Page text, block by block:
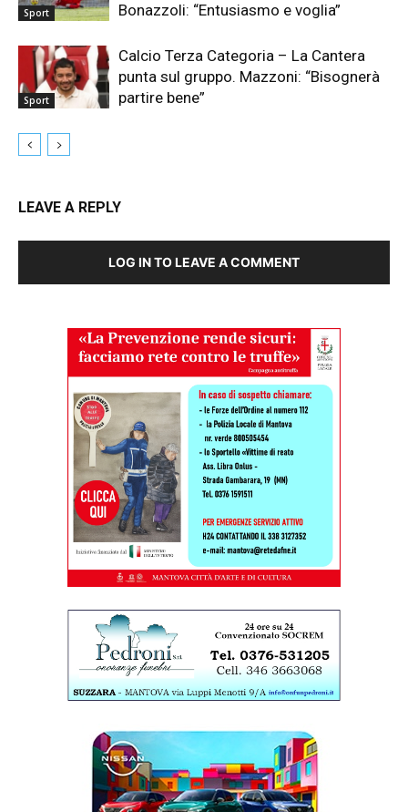
Sport
Bonazzoli: “Entusiasmo e voglia”
Sport
Calcio Terza Categoria – La Cantera
punta sul gruppo. Mazzoni: “Bisognerà
partire bene”
LEAVE A REPLY
LOG IN TO LEAVE A COMMENT